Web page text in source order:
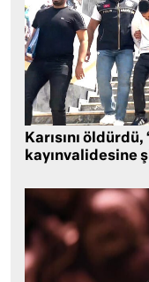
Karısını öldürdü,
kayınvalidesine